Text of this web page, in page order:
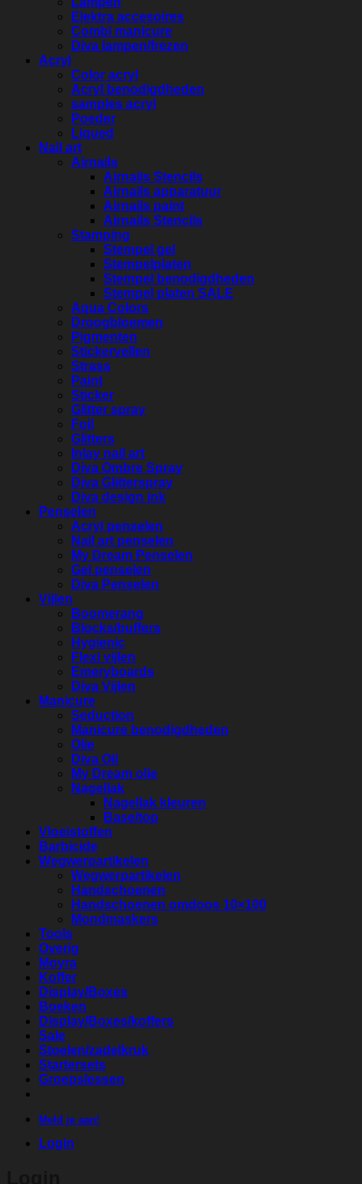
Elektra accesoires
Combi manicure
Diva lampen/frezen
Acryl
Color acryl
Acryl benodigdheden
samples acryl
Poeder
Liqued
Nail art
Airnails
Airnails Stencils
Airnails apparatuur
Airnails paint
Airnails Stencils
Stamping
Stempel gel
Stempelplaten
Stempel benodigdheden
Stempel platen SALE
Aqua Colors
Droogbloemen
Pigmenten
Stickervellen
Strass
Paint
Sticker
Glitter spray
Foil
Glitters
Inlay nail art
Diva Ombre Spray
Diva Glitterspray
Diva design ink
Penselen
Acryl penselen
Nail art penselen
My Dream Penselen
Gel penselen
Diva Penselen
Vijlen
Boomerang
Blocks/buffers
Hygienic
Flexi vijlen
Emeryboards
Diva Vijlen
Manicure
Seduction
Manicure benodigdheden
Olie
Diva Oil
My Dream olie
Nagellak
Nagellak kleuren
Base/top
Vloeistoffen
Barbicide
Wegwerpartikelen
Wegwerpartikelen
Handschoenen
Handschoenen omdoos 10×100
Mondmaskers
Tools
Overig
Moyra
Koffer
Display/Boxes
Boeken
Display/Boxes/koffers
Sale
Stoelen/zadelkruk
Startersets
Groepslessen
Meld je aan!
Login